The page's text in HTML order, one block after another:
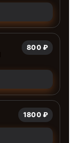
800 ₽
1800 ₽